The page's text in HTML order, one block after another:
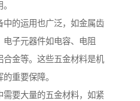
的运用也广泛，如金属齿
子元器件如电容、电阻
金等。这些五金材料是机
重要保障。
要大量的五金材料，如紧